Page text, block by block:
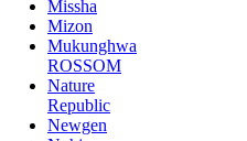
Missha
Mizon
Mukunghwa
ROSSOM
Nature
Republic
Newgen